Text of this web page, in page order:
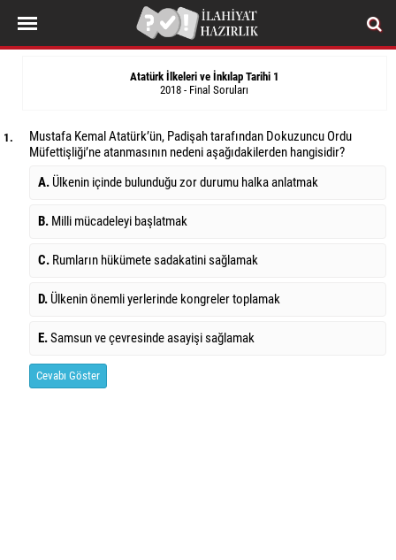
Atatürk İlkeleri ve İnkılap Tarihi 1
2018 - Final Soruları
1.
Mustafa Kemal Atatürk’ün, Padişah tarafından Dokuzuncu Ordu
Müfettişliği’ne atanmasının nedeni aşağıdakilerden hangisidir?
A. Ülkenin içinde bulunduğu zor durumu halka anlatmak
B. Milli mücadeleyi başlatmak
C. Rumların hükümete sadakatini sağlamak
D. Ülkenin önemli yerlerinde kongreler toplamak
E.Samsun ve çevresinde asayişi sağlamak
Cevabı Göster